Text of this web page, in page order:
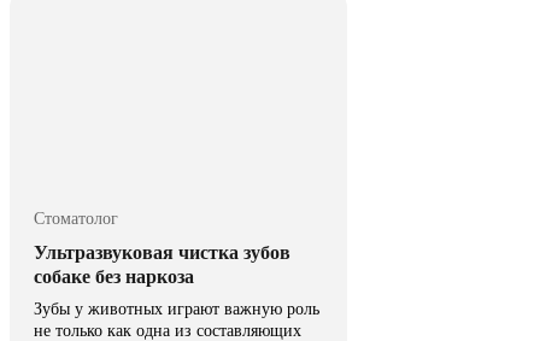
Стоматолог
Ультразвуковая чистка зубов
собаке без наркоза
Зубы у животных играют важную роль
не только как одна из составляющих